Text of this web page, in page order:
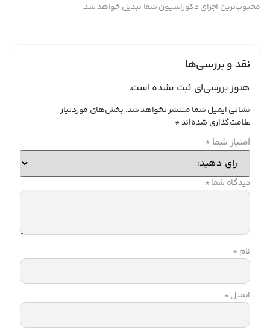
محبوب‌ترین اجزای دکوراسیون شما تبدیل خواهد شد.
نقد و بررسی‌ها
هنوز بررسی‌ای ثبت نشده است.
نشانی ایمیل شما منتشر نخواهد شد. بخش‌های موردنیاز
علامت‌گذاری شده‌اند*
امتیاز شما *
دیدگاه شما*
نام *
ایمیل*